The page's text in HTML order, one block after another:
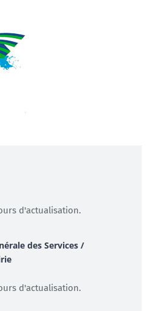
d'actualisation.
des Services /
d'actualisation.